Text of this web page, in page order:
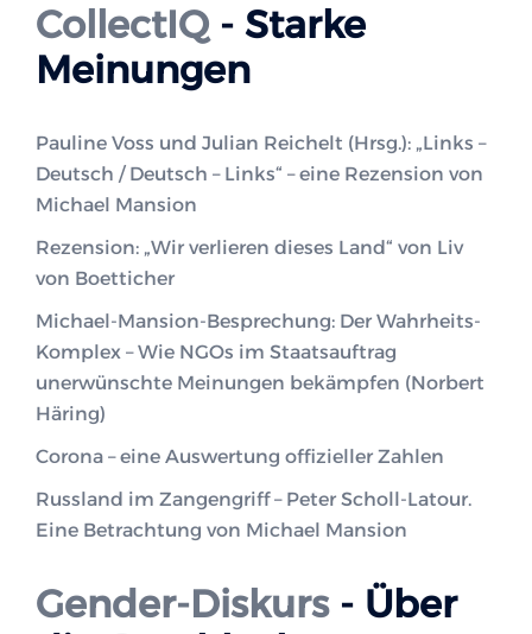
CollectIQ- Starke
Meinungen
Pauline Voss und Julian Reichelt (Hrsg.): „Links –
Deutsch / Deutsch – Links“ – eine Rezension von
Michael Mansion
Rezension: „Wir verlieren dieses Land“ von Liv
von Boetticher
Michael-Mansion-Besprechung: Der Wahrheits-
Komplex – Wie NGOs im Staatsauftrag
unerwünschte Meinungen bekämpfen (Norbert
Häring)
Corona – eine Auswertung offizieller Zahlen
Russland im Zangengriff – Peter Scholl-Latour.
Eine Betrachtung von Michael Mansion
Gender-Diskurs- Über